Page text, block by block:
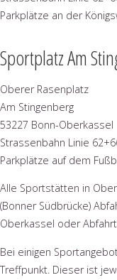
Parkplätze an der
Sportplatz Am
Oberer Rasenplatz
Am Stingenberg
53227 Bonn-Oberkassel
Strassenbahn Linie
Parkplätze auf dem
Alle Sportstätten in
(Bonner Südbrücke)
Oberkassel oder
Bei einigen
Treffpunkt. Dieser ist